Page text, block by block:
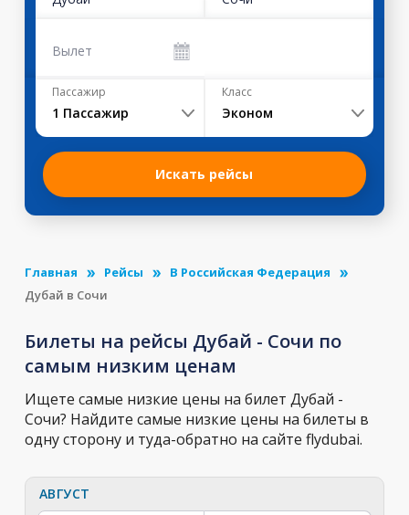
Вылет
Пассажир
1 Пассажир
Класс
Эконом
Искать рейсы
Главная Рейсы
В Российская Федерация
Дубай в Сочи
Билеты на рейсы Дубай - Сочи по
самым низким ценам
Ищете самые низкие цены на билет Дубай -
Сочи? Найдите самые низкие цены на билеты в
одну сторону и туда-обратно на сайте flydubai.
АВГУСТ